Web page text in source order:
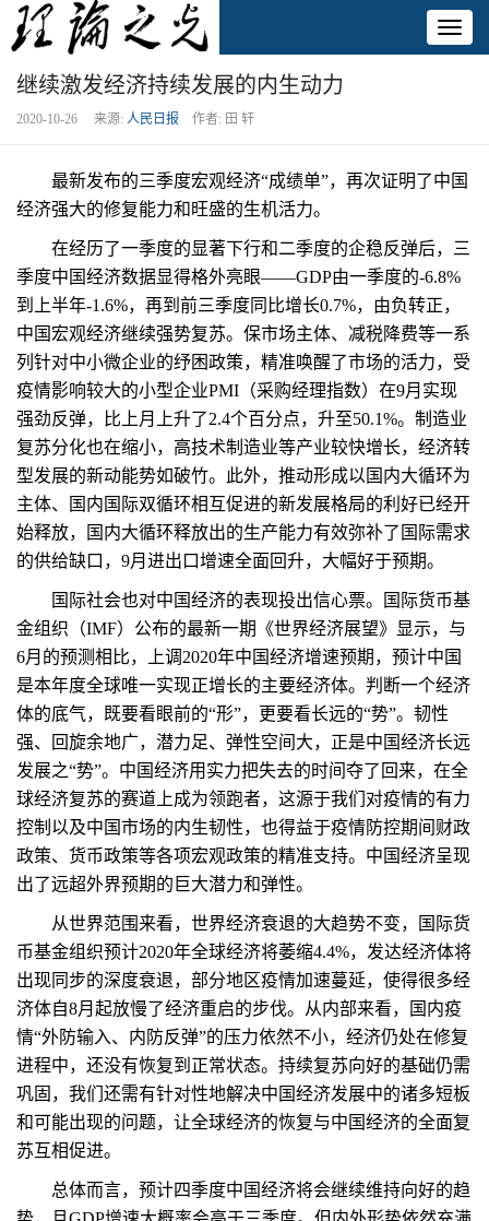
继续激发经济持续发展的内生动力
2020-10-26 来源: 人民日报 作者: 田 轩
最新发布的三季度宏观经济“成绩单”，再次证明了中国
经济强大的修复能力和旺盛的生机活力。
在经历了一季度的显著下行和二季度的企稳反弹后，三
季度中国经济数据显得格外亮眼——GDP由一季度的-6.8%
到上半年-1.6%，再到前三季度同比增长0.7%，由负转正，
中国宏观经济继续强势复苏。保市场主体、减税降费等一系
列针对中小微企业的纾困政策，精准唤醒了市场的活力，受
疫情影响较大的小型企业PMI（采购经理指数）在9月实现
强劲反弹，比上月上升了2.4个百分点，升至50.1%。制造业
复苏分化也在缩小，高技术制造业等产业较快增长，经济转
型发展的新动能势如破竹。此外，推动形成以国内大循环为
主体、国内国际双循环相互促进的新发展格局的利好已经开
始释放，国内大循环释放出的生产能力有效弥补了国际需求
的供给缺口，9月进出口增速全面回升，大幅好于预期。
国际社会也对中国经济的表现投出信心票。国际货币基
金组织（IMF）公布的最新一期《世界经济展望》显示，与
6月的预测相比，上调2020年中国经济增速预期，预计中国
是本年度全球唯一实现正增长的主要经济体。判断一个经济
体的底气，既要看眼前的“形”，更要看长远的“势”。韧性
强、回旋余地广，潜力足、弹性空间大，正是中国经济长远
发展之“势”。中国经济用实力把失去的时间夺了回来，在全
球经济复苏的赛道上成为领跑者，这源于我们对疫情的有力
控制以及中国市场的内生韧性，也得益于疫情防控期间财政
政策、货币政策等各项宏观政策的精准支持。中国经济呈现
出了远超外界预期的巨大潜力和弹性。
从世界范围来看，世界经济衰退的大趋势不变，国际货
币基金组织预计2020年全球经济将萎缩4.4%，发达经济体将
出现同步的深度衰退，部分地区疫情加速蔓延，使得很多经
济体自8月起放慢了经济重启的步伐。从内部来看，国内疫
情“外防输入、内防反弹”的压力依然不小，经济仍处在修复
进程中，还没有恢复到正常状态。持续复苏向好的基础仍需
巩固，我们还需有针对性地解决中国经济发展中的诸多短板
和可能出现的问题，让全球经济的恢复与中国经济的全面复
苏互相促进。
总体而言，预计四季度中国经济将会继续维持向好的趋